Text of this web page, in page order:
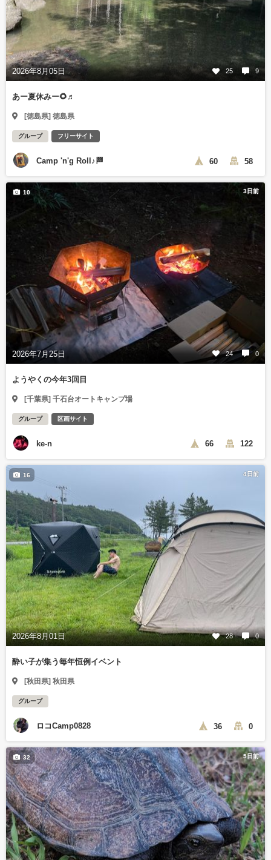
2026年8月05日 25 9
あー夏休みー🌻♬
[徳島県] 徳島県
グループ フリーサイト
Camp 'n'g Roll♪🏁 60 58
3日前
2026年7月25日 24 0
10
ようやくの今年3回目
[千葉県] 千石台オートキャンプ場
グループ 区画サイト
ke-n 66 122
4日前
2026年8月01日 28 0
16
酔い子が集う毎年恒例イベント
[秋田県] 秋田県
グループ
ロコCamp0828 36 0
5日前
32